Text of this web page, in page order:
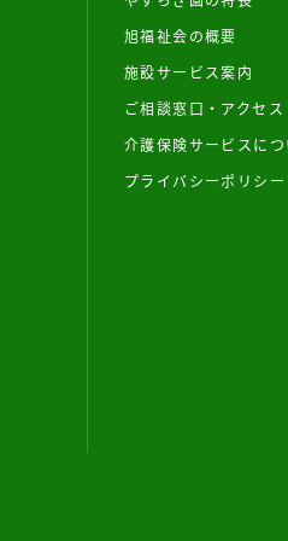
旭福祉会の概要
施設サービス案内
ご相談窓口・アクセス
介護保険サービスにつ
プライバシーポリシー